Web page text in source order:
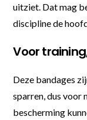
uitziet. Dat mag
discipline de
Voor
Deze bandages
sparren, dus voor
bescherming